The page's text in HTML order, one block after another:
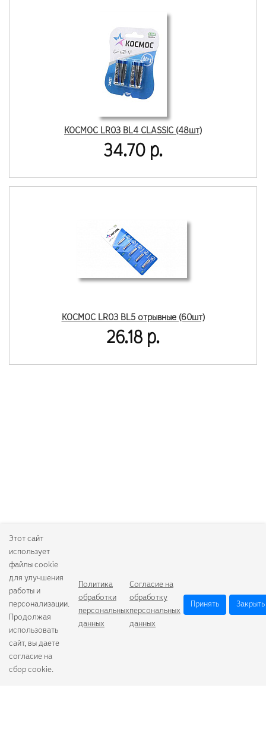
КОСМОС LR03 BL4 CLASSIC (48шт)
34.70 р.
КОСМОС LR03 BL5 отрывные (60шт)
26.18 р.
Этот сайт
использует
файлы cookie
для улучшения
работы и
персонализации.
Продолжая
использовать
сайт, вы даете
согласие на
сбор cookie.
Политика
обработки
персональных
данных
Согласие на
обработку
персональных
данных
Принять Закрыть